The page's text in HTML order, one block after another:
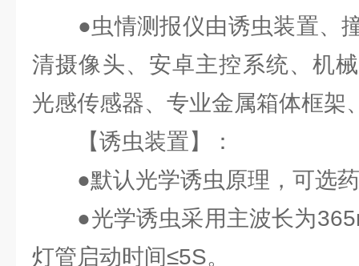
●虫情测报仪由诱虫装置、
清摄像头、安卓主控系统、机
光感传感器、专业金属箱体框架
【诱虫装置】：
●默认光学诱虫原理，可选药
●光学诱虫采用主波长为
灯管启动时间≤5S。